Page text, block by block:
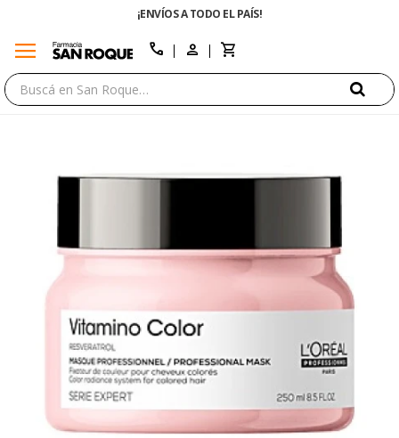
¡ENVÍOS A TODO EL PAÍS!
menu call
close